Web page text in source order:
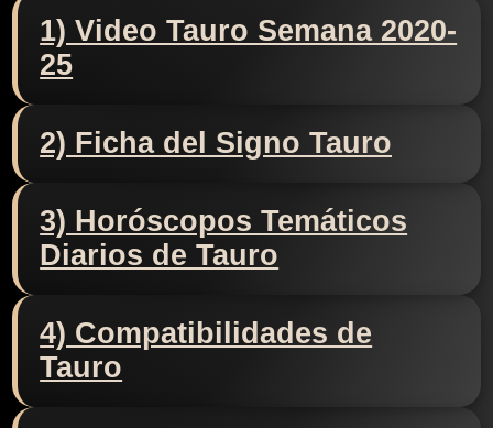
1) Video Tauro Semana 2020-
25
2) Ficha del Signo Tauro
3) Horóscopos Temáticos
Diarios de Tauro
4) Compatibilidades de
Tauro